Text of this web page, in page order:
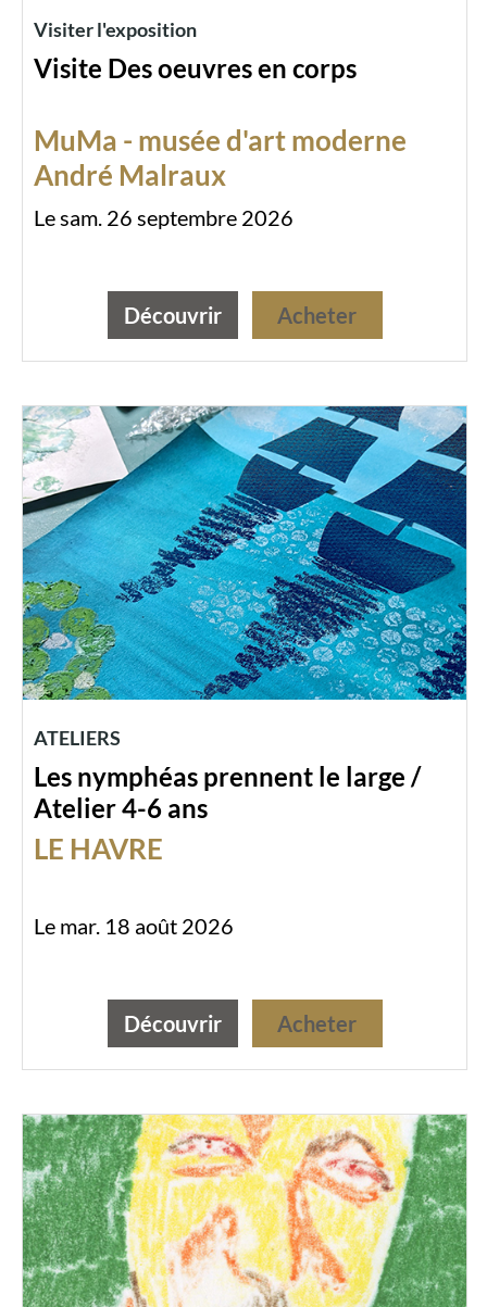
Visiter l'exposition
Visite Des oeuvres en corps
MuMa - musée d'art moderne
André Malraux
Le sam. 26 septembre 2026
Découvrir Acheter
ATELIERS
Les nymphéas prennent le large /
Atelier 4-6 ans
LE HAVRE
Le mar. 18 août 2026
Découvrir Acheter